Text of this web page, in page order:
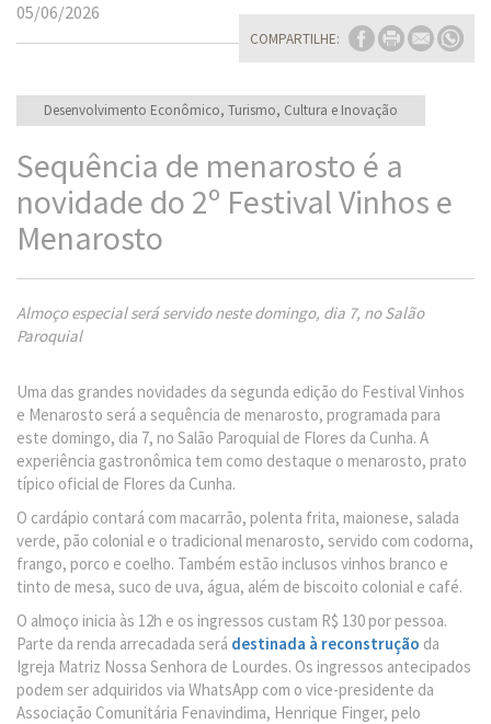
COMPARTILHE:
05/06/2026
Desenvolvimento Econômico, Turismo, Cultura e Inovação
Sequência de menarosto é a
novidade do 2º Festival Vinhos e
Menarosto
Almoço especial será servido neste domingo, dia 7, no Salão
Paroquial
Uma das grandes novidades da segunda edição do Festival Vinhos
e Menarosto será a sequência de menarosto, programada para
este domingo, dia 7, no Salão Paroquial de Flores da Cunha. A
experiência gastronômica tem como destaque o menarosto, prato
típico oficial de Flores da Cunha.
O cardápio contará com macarrão, polenta frita, maionese, salada
verde, pão colonial e o tradicional menarosto, servido com codorna,
frango, porco e coelho. Também estão inclusos vinhos branco e
tinto de mesa, suco de uva, água, além de biscoito colonial e café.
O almoço inicia às 12h e os ingressos custam R$ 130 por pessoa.
Parte da renda arrecadada será destinada à reconstrução da
Igreja Matriz Nossa Senhora de Lourdes. Os ingressos antecipados
podem ser adquiridos via WhatsApp com o vice-presidente da
Associação Comunitária Fenavindima, Henrique Finger, pelo